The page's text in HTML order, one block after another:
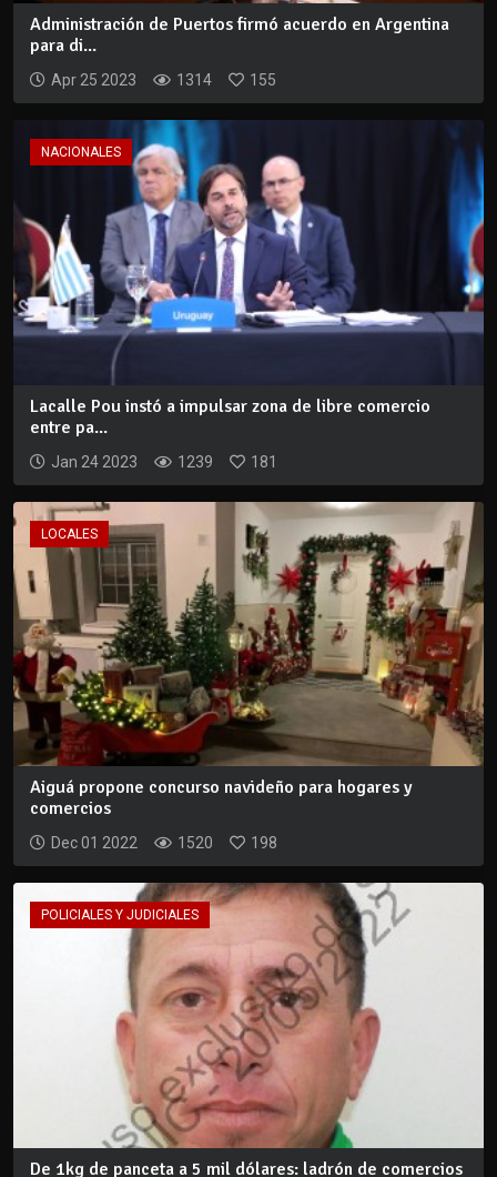
Administración de Puertos firmó acuerdo en Argentina
para di...
Apr 25 2023 1314 155
NACIONALES
Lacalle Pou instó a impulsar zona de libre comercio
entre pa...
Jan 24 2023 1239 181
LOCALES
Aiguá propone concurso navideño para hogares y
comercios
Dec 01 2022 1520 198
POLICIALES Y JUDICIALES
De 1kg de panceta a 5 mil dólares: ladrón de comercios